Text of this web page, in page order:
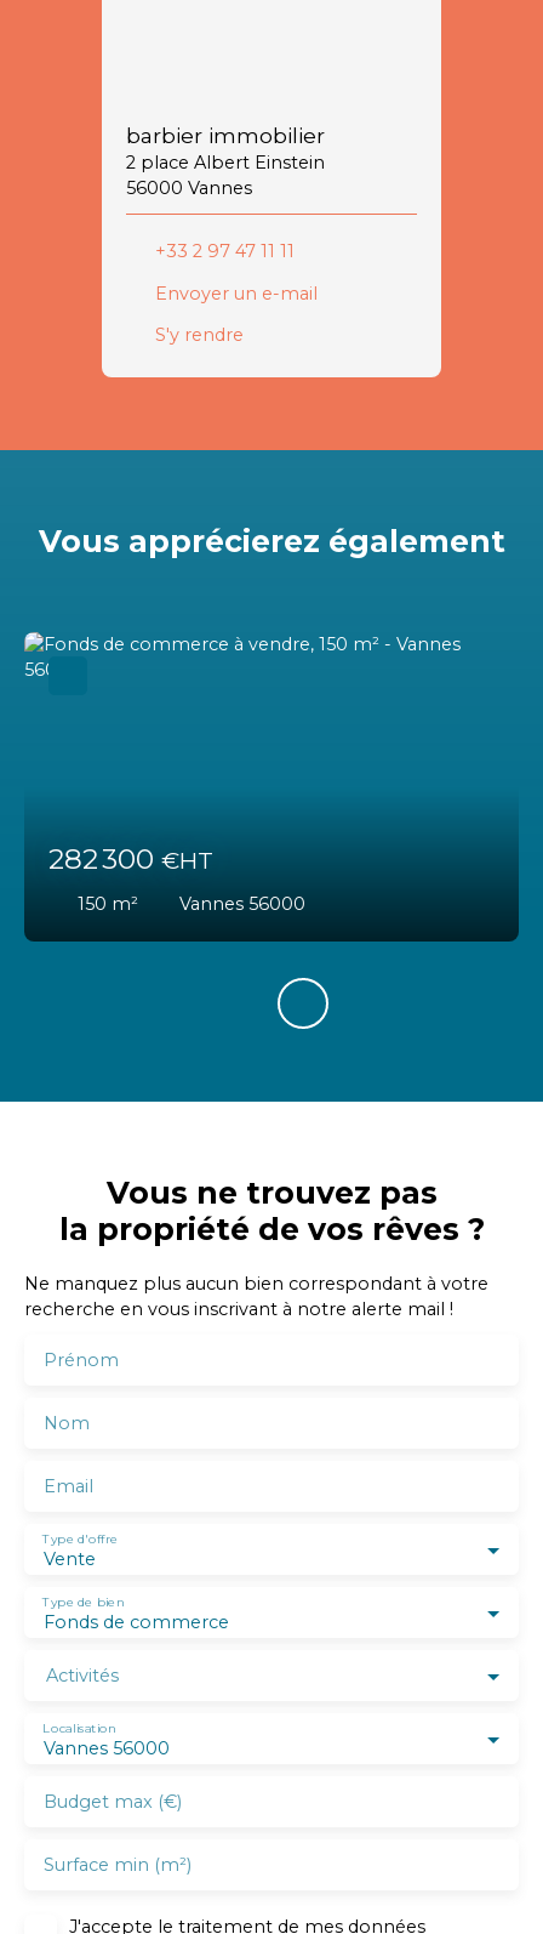
barbier immobilier
2 place Albert Einstein
56000 Vannes
+33 2 97 47 11 11
Envoyer un e-mail
S'y rendre
Vous apprécierez également
282 300 €HT
150 m² Vannes 56000
Vous ne trouvez pas
la propriété de vos rêves ?
Ne manquez plus aucun bien correspondant à votre
recherche en vous inscrivant à notre alerte mail !
Prénom
Nom
Email
Vente
Type d'offre
Fonds de commerce
Type de bien
Activités
Vannes 56000
Localisation
Budget max (€)
Surface min (m²)
J'accepte le traitement de mes données